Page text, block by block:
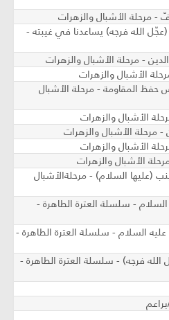
(عجّل الله فرجه) يساعدنا في غيبته -
حفظ المقاومة - مرحلة الأشبال
زينب (عليها السلام) - مرحلةالأشبال
- سلسلة العترة الطاهرة -
السلام - سلسلة العترة الطاهرة -
فرجه) - سلسلة العترة الطاهرة -